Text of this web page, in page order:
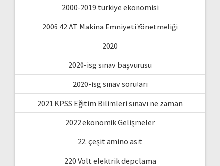
2000-2019 türkiye ekonomisi
2006 42 AT Makina Emniyeti Yönetmeliği
2020
2020-isg sınav başvurusu
2020-isg sınav soruları
2021 KPSS Eğitim Bilimleri sınavı ne zaman
2022 ekonomik Gelişmeler
22. çeşit amino asit
220 Volt elektrik depolama